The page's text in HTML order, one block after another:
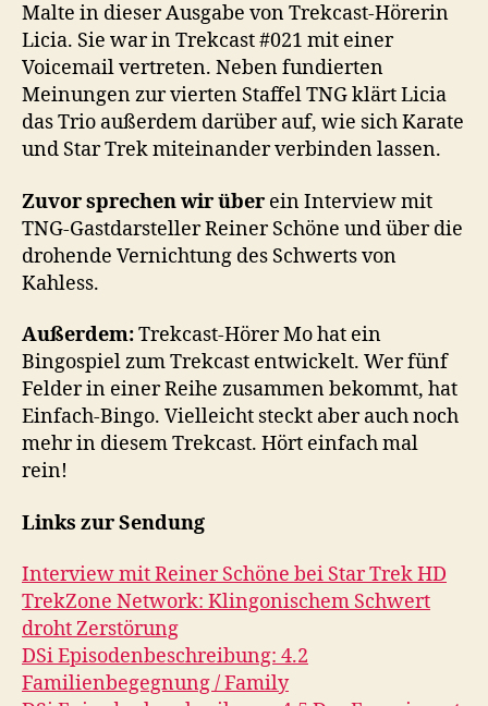
Malte in dieser Ausgabe von Trekcast-Hörerin
Licia. Sie war in Trekcast #021 mit einer
Voicemail vertreten. Neben fundierten
Meinungen zur vierten Staffel TNG klärt Licia
das Trio außerdem darüber auf, wie sich Karate
und Star Trek miteinander verbinden lassen.
Zuvor sprechen wir über ein Interview mit
TNG-Gastdarsteller Reiner Schöne und über die
drohende Vernichtung des Schwerts von
Kahless.
Außerdem:Trekcast-Hörer Mo hat ein
Bingospiel zum Trekcast entwickelt. Wer fünf
Felder in einer Reihe zusammen bekommt, hat
Einfach-Bingo. Vielleicht steckt aber auch noch
mehr in diesem Trekcast. Hört einfach mal
rein!
Links zur Sendung
Interview mit Reiner Schöne bei Star Trek HD
TrekZone Network: Klingonischem Schwert
droht Zerstörung
DSi Episodenbeschreibung: 4.2
Familienbegegnung / Family